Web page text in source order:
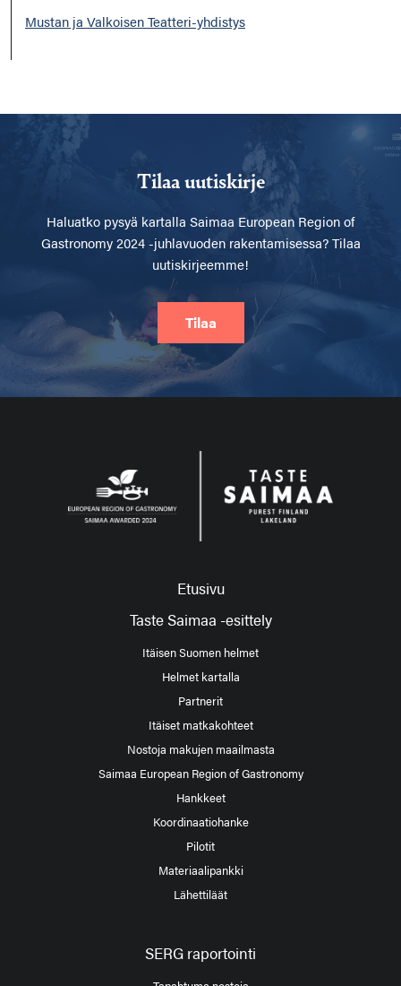
Mustan ja Valkoisen Teatteri-yhdistys
Tilaa uutiskirje
Haluatko pysyä kartalla Saimaa European Region of
Gastronomy 2024 -juhlavuoden rakentamisessa? Tilaa
uutiskirjeemme!
Tilaa
Etusivu
Taste Saimaa -esittely
Itäisen Suomen helmet
Helmet kartalla
Partnerit
Itäiset matkakohteet
Nostoja makujen maailmasta
Saimaa European Region of Gastronomy
Hankkeet
Koordinaatiohanke
Pilotit
Materiaalipankki
Lähettiläät
SERG raportointi